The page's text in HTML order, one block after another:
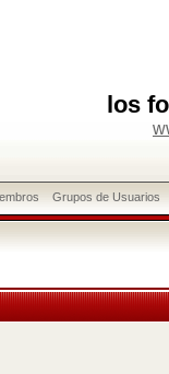
los
Grupos de Usuarios